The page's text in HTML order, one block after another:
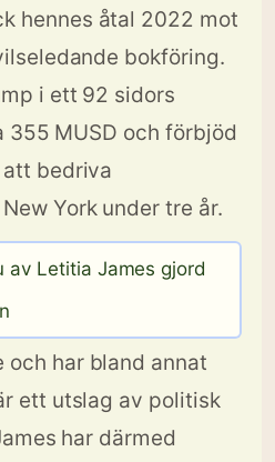
hennes åtal 2022 mot
bokföring.
i ett 92 sidors
MUSD och förbjöd
bedriva
York under tre år.
av Letitia James gjord
och har bland annat
ett utslag av politisk
har därmed